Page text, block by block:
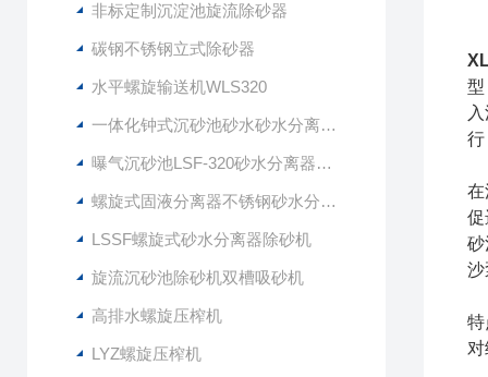
非标定制沉淀池旋流除砂器
碳钢不锈钢立式除砂器
水平螺旋输送机WLS320
一体化钟式沉砂池砂水砂水分离器LSSF-260
曝气沉砂池LSF-320砂水分离器技术说明
螺旋式固液分离器不锈钢砂水分离设备
LSSF螺旋式砂水分离器除砂机
旋流沉砂池除砂机双槽吸砂机
高排水螺旋压榨机
LYZ螺旋压榨机
型
行
在
促
砂
沙
特